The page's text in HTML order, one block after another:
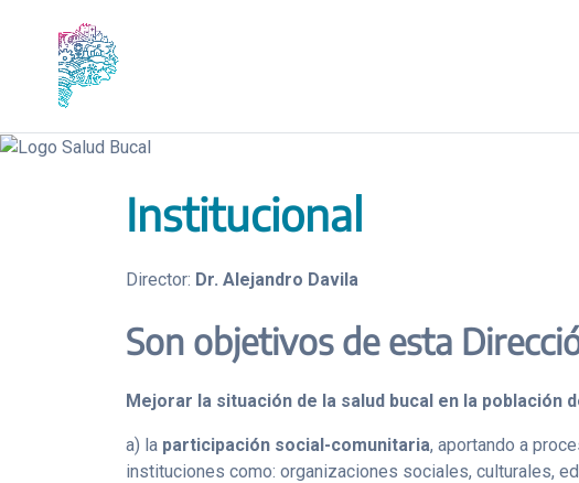
contenido
Institucional
Director: Dr. Alejandro Davila
Son objetivos de esta
Mejorar la situación de la salud bucal en la población
a) la participación social-comunitaria, aportando a
instituciones como: organizaciones sociales, culturales,